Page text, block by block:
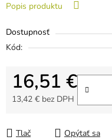
Popis produktu
Dostupnosť
Kód:
16,51 €
13,42 € bez DPH
Tlač Opýtať sa